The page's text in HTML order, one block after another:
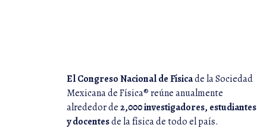
El Congreso Nacional de Físicade la Sociedad
Mexicana de Física® reúne anualmente
alrededor de2,000 investigadores, estudiantes
y docentesde la física de todo el país.